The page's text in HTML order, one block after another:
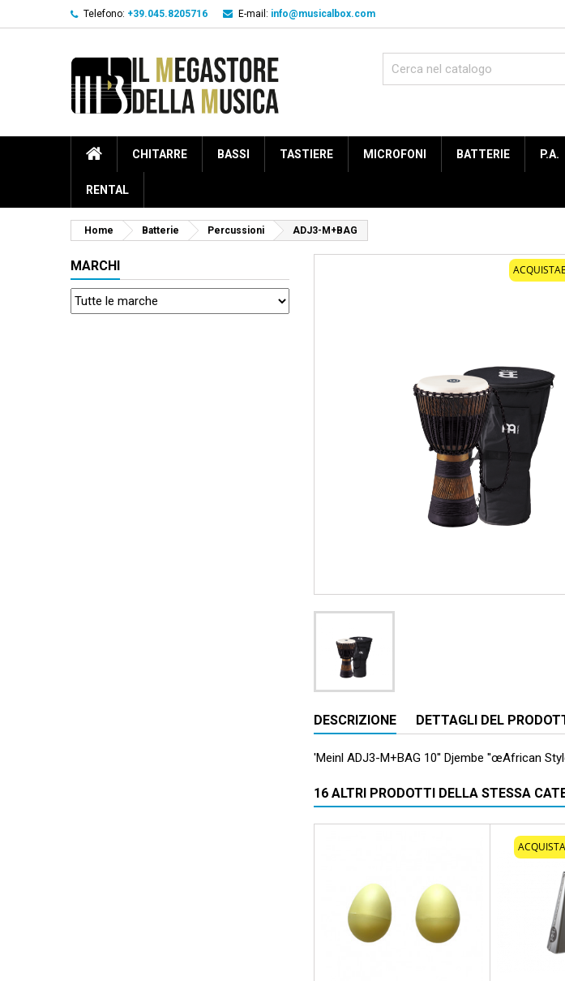
Telefono: +39.045.8205716 E-mail: info@musicalbox.com
CHITARRE BASSI TASTIERE MICROFONI BATTERIE P.A.
RENTAL
Home Batterie Percussioni ADJ3-M+BAG
MARCHI
DESCRIZIONE DETTAGLI DEL
'Meinl ADJ3-M+BAG 10'' Djembe ''œAfrican
16 ALTRI PRODOTTI DELLA STESSA